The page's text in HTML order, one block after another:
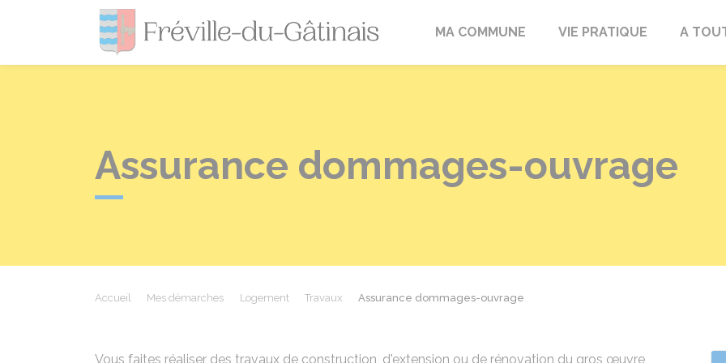
Fréville-du-Gâtinais
MA COMMUNE VIE PRATIQUE A
Assurance dommages-ouvrage
Accueil Mes démarches Logement Travaux Assurance dommages-ouvrage
Vous faites réaliser des travaux de construction, d'extension ou de rénovation du gros œuvre